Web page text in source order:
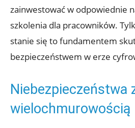
zainwestować ⁤w odpowiednie
szkolenia dla pracowników.
stanie się to fundamentem
bezpieczeństwem w erze‍
Niebezpieczeństwa​
wielochmurowością